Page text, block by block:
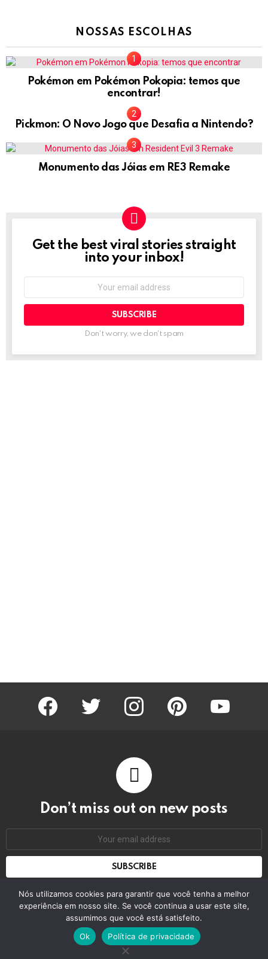
NOSSAS ESCOLHAS
Pokémon em Pokémon Pokopia: temos que
encontrar!
Pickmon: O Novo Jogo que Desafia a Nintendo?
Monumento das Jóias em RE3 Remake
NEWSLETTER
Get the best viral stories straight
into your inbox!
Don't worry, we don't spam
facebook twitter instagram pinterest youtube
Don’t miss out on new posts
© 2026 by bring the pixel. Remember to change this
Contact us
Nós utilizamos cookies para garantir que você tenha a melhor
experiência em nosso site. Se você continua a usar este site,
assumimos que você está satisfeito.
Ok
Política de privacidade